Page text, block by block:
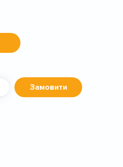
Замовити